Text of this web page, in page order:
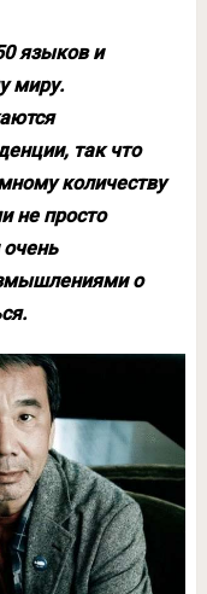
языков и
миру.
так что
количеству
не просто
о